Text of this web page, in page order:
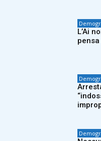
L’Ai